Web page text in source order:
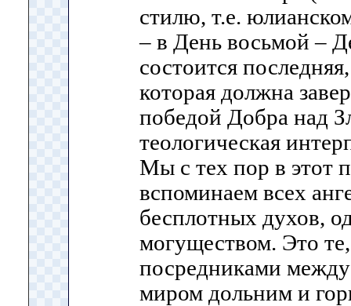
стилю, т.е.
– в День восьмой –
состоится
которая должна
победой Добра над
теологическая
Мы с тех пор в этот
вспоминаем всех
бесплотных духов,
могуществом. Это
посредниками
миром дольним и